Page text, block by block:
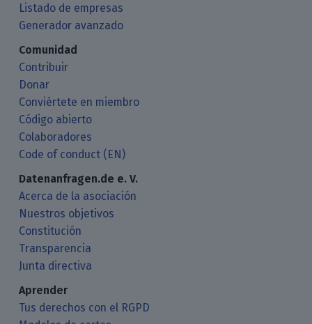
Listado de empresas
Generador avanzado
Comunidad
Contribuir
Donar
Conviértete en miembro
Código abierto
Colaboradores
Code of conduct (EN)
Datenanfragen.de e. V.
Acerca de la asociación
Nuestros objetivos
Constitución
Transparencia
Junta directiva
Aprender
Tus derechos con el RGPD